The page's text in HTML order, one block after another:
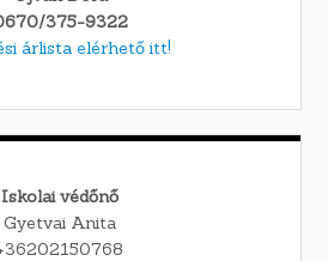
375-9322
árlista elérhető itt!
Iskolai védőnő
Gyetvai Anita